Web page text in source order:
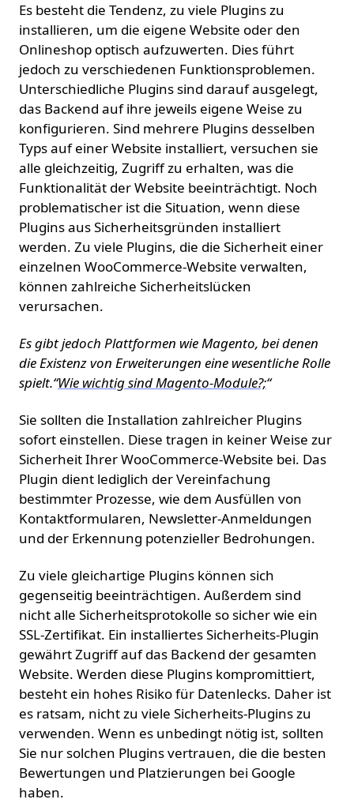
Es besteht die Tendenz, zu viele Plugins zu
installieren, um die eigene Website oder den
Onlineshop optisch aufzuwerten. Dies führt
jedoch zu verschiedenen Funktionsproblemen.
Unterschiedliche Plugins sind darauf ausgelegt,
das Backend auf ihre jeweils eigene Weise zu
konfigurieren. Sind mehrere Plugins desselben
Typs auf einer Website installiert, versuchen sie
alle gleichzeitig, Zugriff zu erhalten, was die
Funktionalität der Website beeinträchtigt. Noch
problematischer ist die Situation, wenn diese
Plugins aus Sicherheitsgründen installiert
werden. Zu viele Plugins, die die Sicherheit einer
einzelnen WooCommerce-Website verwalten,
können zahlreiche Sicherheitslücken
verursachen.
Es gibt jedoch Plattformen wie Magento, bei denen
die Existenz von Erweiterungen eine wesentliche Rolle
spielt.“Wie wichtig sind Magento-Module?;“
Sie sollten die Installation zahlreicher Plugins
sofort einstellen. Diese tragen in keiner Weise zur
Sicherheit Ihrer WooCommerce-Website bei. Das
Plugin dient lediglich der Vereinfachung
bestimmter Prozesse, wie dem Ausfüllen von
Kontaktformularen, Newsletter-Anmeldungen
und der Erkennung potenzieller Bedrohungen.
Zu viele gleichartige Plugins können sich
gegenseitig beeinträchtigen. Außerdem sind
nicht alle Sicherheitsprotokolle so sicher wie ein
SSL-Zertifikat. Ein installiertes Sicherheits-Plugin
gewährt Zugriff auf das Backend der gesamten
Website. Werden diese Plugins kompromittiert,
besteht ein hohes Risiko für Datenlecks. Daher ist
es ratsam, nicht zu viele Sicherheits-Plugins zu
verwenden. Wenn es unbedingt nötig ist, sollten
Sie nur solchen Plugins vertrauen, die die besten
Bewertungen und Platzierungen bei Google
haben.